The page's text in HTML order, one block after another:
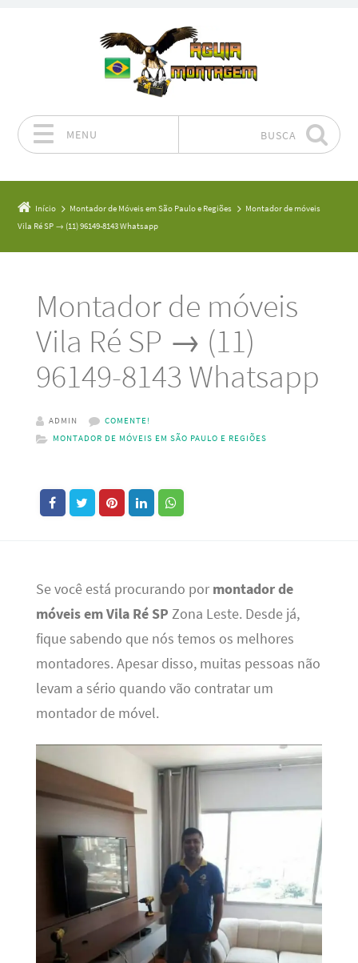
MENU BUSCA
Início Montador de Móveis em São Paulo e Regiões
Montador de móveis
Vila Ré SP → (11) 96149-8143 Whatsapp
Montador de móveis
Vila Ré SP → (11)
96149-8143 Whatsapp
ADMIN
COMENTE!
MONTADOR DE MÓVEIS EM SÃO PAULO E REGIÕES
Se você está procurando por montador de
móveis em Vila Ré SP Zona Leste. Desde já,
fique sabendo que nós temos os melhores
montadores. Apesar disso, muitas pessoas não
levam a sério quando vão contratar um
montador de móvel.